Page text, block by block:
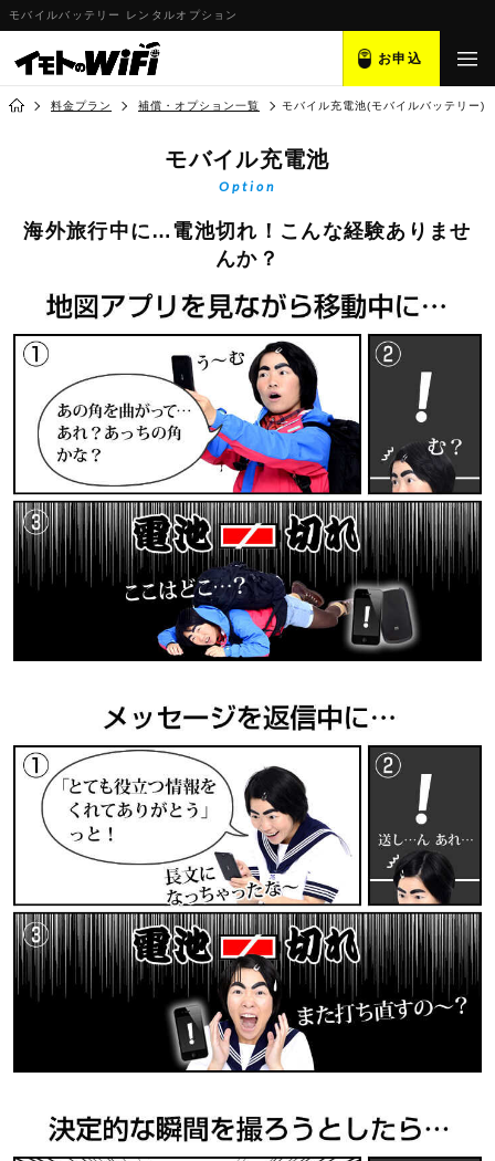
モバイルバッテリー レンタルオプション
お申込
料金プラン 補償・オプション一覧 モバイル充電池(モバイルバッテリー)
モバイル充電池
Option
海外旅行中に…電池切れ！こんな経験ありませ
んか？